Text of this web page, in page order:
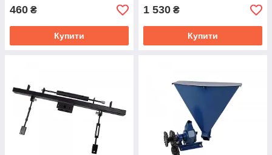
460 ₴
Купити
1 530 ₴
Купити